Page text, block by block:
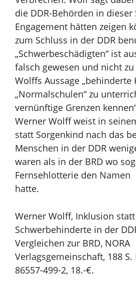
die DDR-Behörden in dieser
Engagement hätten zeigen
zum Schluss in der DDR
„Schwerbeschädigten“ ist
falsch gewesen und nicht
Wolffs Aussage „behinderte
„Normalschulen“ zu
vernünftige Grenzen
Werner Wolff weist in
statt Sorgenkind nach das
Menschen in der DDR
waren als in der BRD wo
Fernsehlotterie den Namen
hatte.
Werner Wolff, Inklusion statt
Schwerbehinderte in der
Vergleichen zur BRD, NORA
Verlagsgemeinschaft, 188 S.
86557-499-2, 18.-€.